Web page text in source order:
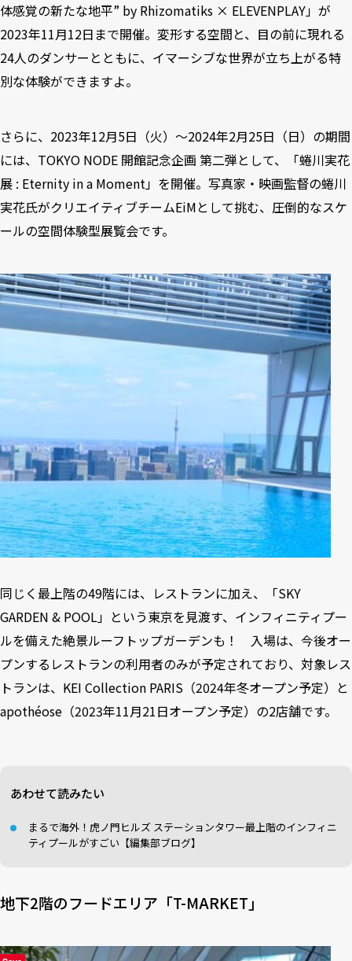
体感覚の新たな地平” by Rhizomatiks × ELEVENPLAY」が
2023年11月12日まで開催。変形する空間と、目の前に現れる
24人のダンサーとともに、イマーシブな世界が立ち上がる特
別な体験ができますよ。
さらに、2023年12月5日（火）～2024年2月25日（日）の期間
には、TOKYO NODE 開館記念企画 第二弾として、「蜷川実花
展 : Eternity in a Moment」を開催。写真家・映画監督の蜷川
実花氏がクリエイティブチームEiMとして挑む、圧倒的なスケ
ールの空間体験型展覧会です。
同じく最上階の49階には、レストランに加え、「SKY
GARDEN & POOL」という東京を見渡す、インフィニティプー
ルを備えた絶景ルーフトップガーデンも！ 入場は、今後オー
プンするレストランの利用者のみが予定されており、対象レス
トランは、KEI Collection PARIS（2024年冬オープン予定）と
apothéose（2023年11月21日オープン予定）の2店舗です。
あわせて読みたい
まるで海外！虎ノ門ヒルズ ステーションタワー最上階のインフィニ
ティプールがすごい【編集部ブログ】
地下2階のフードエリア「T-MARKET」